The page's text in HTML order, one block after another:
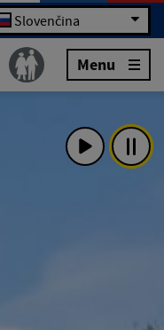
Slovenčina
Menu